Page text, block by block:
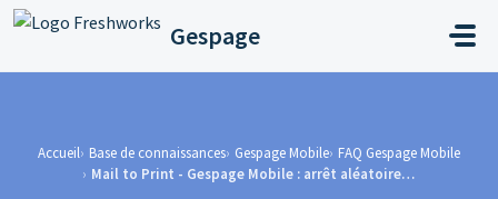
Passer au contenu principal
Gespage
Accueil Base de connaissances Gespage Mobile FAQ Gespage Mobile
Mail to Print - Gespage Mobile : arrêt aléatoire du traitement des nouveaux mails